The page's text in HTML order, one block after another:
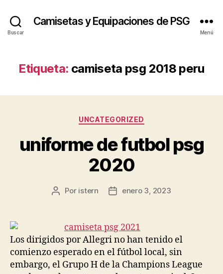
Buscar
Camisetas y Equipaciones de PSG
Menú
Etiqueta: camiseta psg 2018 peru
Categorías
UNCATEGORIZED
uniforme de futbol psg
2020
Autor
entrada
Por istern
Fecha
entrada
enero 3, 2023
Los dirigidos por Allegri no han tenido el
comienzo esperado en el fútbol local, sin
embargo, el Grupo H de la Champions League